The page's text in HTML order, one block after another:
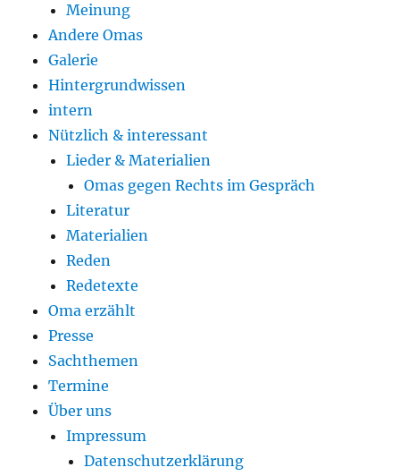
Meinung
Andere Omas
Galerie
Hintergrundwissen
intern
Nützlich & interessant
Lieder & Materialien
Omas gegen Rechts im Gespräch
Literatur
Materialien
Reden
Redetexte
Oma erzählt
Presse
Sachthemen
Termine
Über uns
Impressum
Datenschutzerklärung